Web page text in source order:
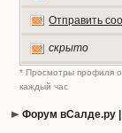
Отправить
скрыто
* Просмотры профиля
каждый час
Форум вСалде.ру